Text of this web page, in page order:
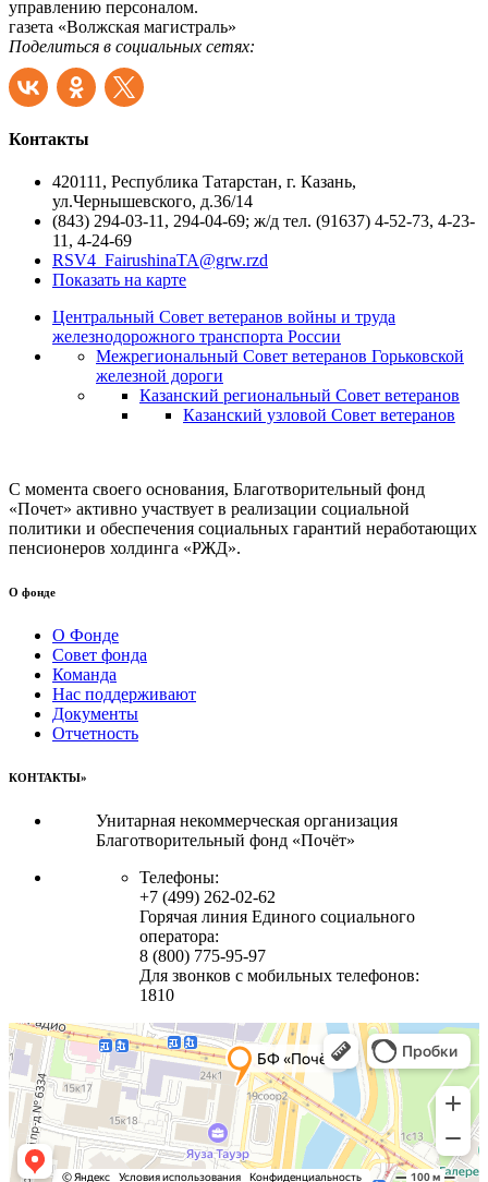
управлению персоналом.
газета «Волжская магистраль»
Поделиться в социальных сетях:
Контакты
420111, Республика Татарстан, г. Казань,
ул.Чернышевского, д.36/14
(843) 294-03-11, 294-04-69; ж/д тел. (91637) 4-52-73, 4-23-
11, 4-24-69
RSV4_FairushinaTA@grw.rzd
Показать на карте
Центральный Совет ветеранов войны и труда
железнодорожного транспорта России
Межрегиональный Совет ветеранов Горьковской
железной дороги
Казанский региональный Совет ветеранов
Казанский узловой Совет ветеранов
С момента своего основания, Благотворительный фонд
«Почет» активно участвует в реализации социальной
политики и обеспечения социальных гарантий неработающих
пенсионеров холдинга «РЖД».
О фонде
О Фонде
Совет фонда
Команда
Нас поддерживают
Документы
Отчетность
КОНТАКТЫ»
Унитарная некоммерческая организация
Благотворительный фонд «Почёт»
Телефоны:
+7 (499) 262-02-62
Горячая линия Единого социального
оператора:
8 (800) 775-95-97
Для звонков с мобильных телефонов:
1810